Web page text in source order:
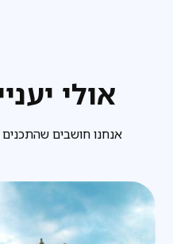
אולי
אנחנו חושבים שהתכנים